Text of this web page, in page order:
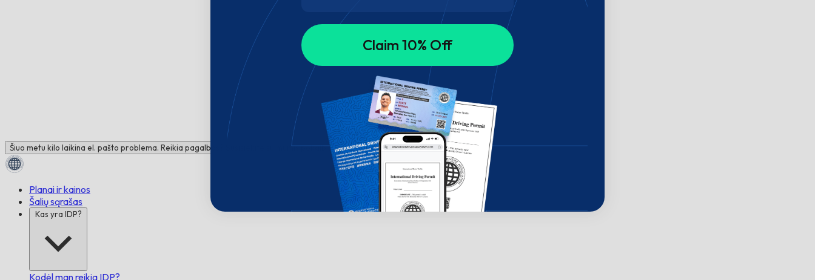
Šiuo metu kilo laikina el. pašto problema. Reikia pagalbos? Susisiekite su mumis pokalbių lange!
Planai ir kainos
Šalių sąrašas
Kas yra IDP?
Kodėl man reikia IDP?
Claim 10% Off